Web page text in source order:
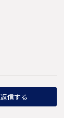
返信する